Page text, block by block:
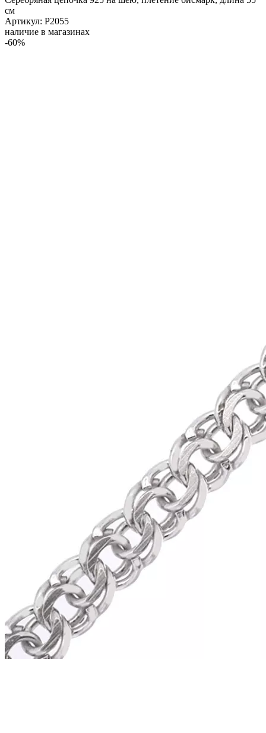
см
Артикул: Р2055
наличие в магазинах
-60%